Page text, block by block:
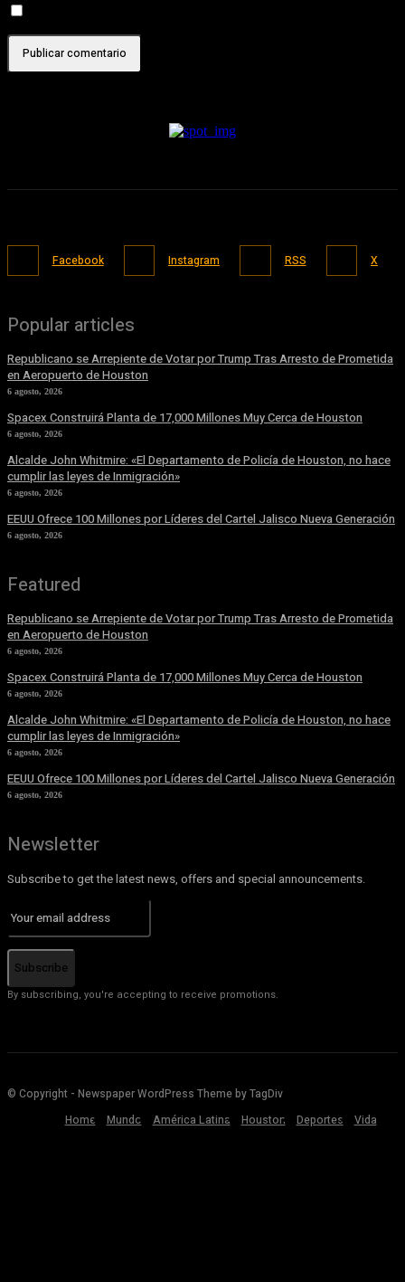
Facebook Instagram RSS X
Popular articles
Republicano se Arrepiente de Votar por Trump Tras Arresto de Prometida
en Aeropuerto de Houston
6 agosto, 2026
Spacex Construirá Planta de 17,000 Millones Muy Cerca de Houston
6 agosto, 2026
Alcalde John Whitmire: «El Departamento de Policía de Houston, no hace
cumplir las leyes de Inmigración»
6 agosto, 2026
EEUU Ofrece 100 Millones por Líderes del Cartel Jalisco Nueva Generación
6 agosto, 2026
Featured
Republicano se Arrepiente de Votar por Trump Tras Arresto de Prometida
en Aeropuerto de Houston
6 agosto, 2026
Spacex Construirá Planta de 17,000 Millones Muy Cerca de Houston
6 agosto, 2026
Alcalde John Whitmire: «El Departamento de Policía de Houston, no hace
cumplir las leyes de Inmigración»
6 agosto, 2026
EEUU Ofrece 100 Millones por Líderes del Cartel Jalisco Nueva Generación
6 agosto, 2026
Newsletter
Subscribe to get the latest news, offers and special announcements.
Subscribe
By subscribing, you're accepting to receive promotions.
© Copyright - Newspaper WordPress Theme by TagDiv
Home
Mundo América Latina Houston Deportes Vida